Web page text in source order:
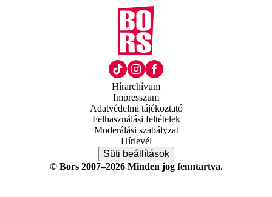
Hírarchívum
Impresszum
Adatvédelmi tájékoztató
Felhasználási feltételek
Moderálási szabályzat
Hírlevél
Süti beállítások
© Bors 2007–2026 Minden jog fenntartva.